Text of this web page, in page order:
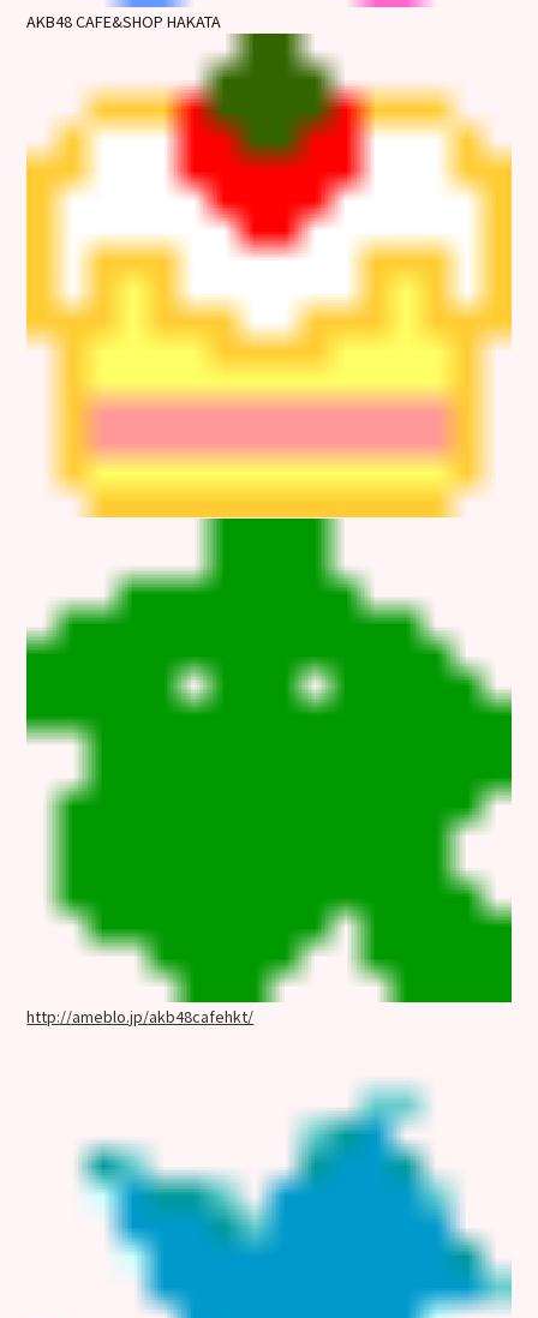
AKB48 CAFE&SHOP HAKATA
http://ameblo.jp/akb48cafehkt/